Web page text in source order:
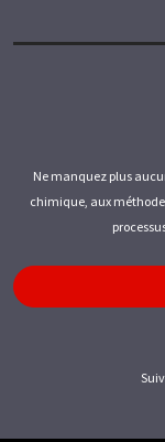
Ne manquez plus
chimique, aux